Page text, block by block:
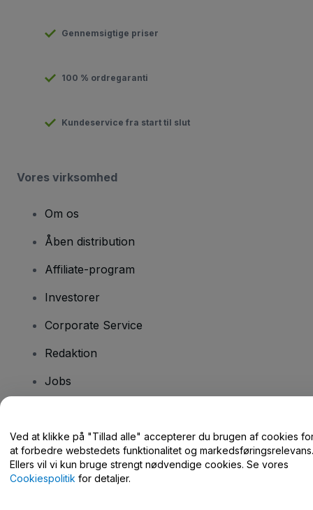
Gennemsigtige priser
100 % ordregaranti
Kundeservice fra start til slut
Vores virksomhed
Om os
Åben distribution
Affiliate-program
Investorer
Corporate Service
Redaktion
Jobs
Har du spørgsmål?
Hjælpecenter / Kontakt os
Ved at klikke på "Tillad alle" accepterer du brugen af cookies
at forbedre webstedets funktionalitet og markedsføringsrelevans.
Ellers vil vi kun bruge strengt nødvendige cookies. Se vores
Cookiespolitik for detaljer.